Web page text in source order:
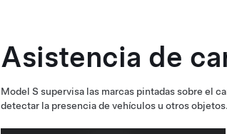
Asistencia de
Model S supervisa las marcas pintadas sobre el
detectar la presencia de vehículos u otros objetos.